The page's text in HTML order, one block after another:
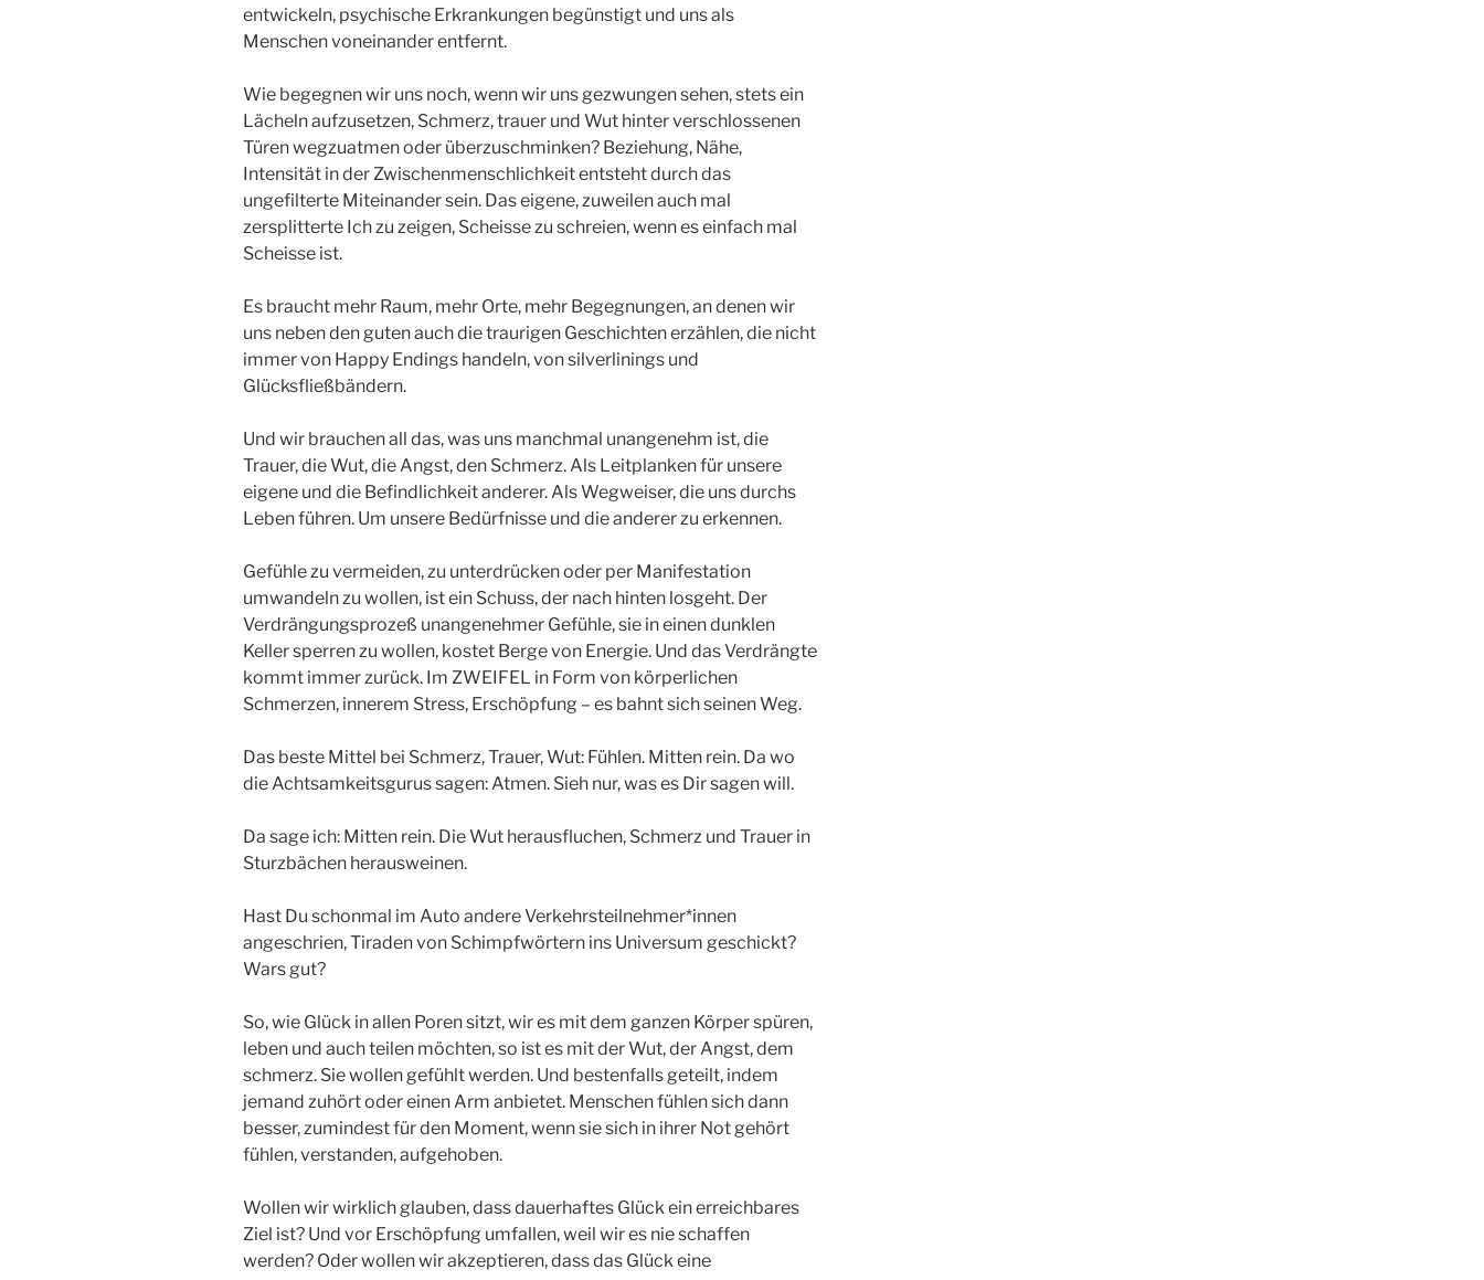
entwickeln, psychische Erkrankungen begünstigt und uns als
Menschen voneinander entfernt.
Wie begegnen wir uns noch, wenn wir uns gezwungen sehen, stets ein
Lächeln aufzusetzen, Schmerz, trauer und Wut hinter verschlossenen
Türen wegzuatmen oder überzuschminken? Beziehung, Nähe,
Intensität in der Zwischenmenschlichkeit entsteht durch das
ungefilterte Miteinander sein. Das eigene, zuweilen auch mal
zersplitterte Ich zu zeigen, Scheisse zu schreien, wenn es einfach mal
Scheisse ist.
Es braucht mehr Raum, mehr Orte, mehr Begegnungen, an denen wir
uns neben den guten auch die traurigen Geschichten erzählen, die nicht
immer von Happy Endings handeln, von silverlinings und
Glücksfließbändern.
Und wir brauchen all das, was uns manchmal unangenehm ist, die
Trauer, die Wut, die Angst, den Schmerz. Als Leitplanken für unsere
eigene und die Befindlichkeit anderer. Als Wegweiser, die uns durchs
Leben führen. Um unsere Bedürfnisse und die anderer zu erkennen.
Gefühle zu vermeiden, zu unterdrücken oder per Manifestation
umwandeln zu wollen, ist ein Schuss, der nach hinten losgeht. Der
Verdrängungsprozeß unangenehmer Gefühle, sie in einen dunklen
Keller sperren zu wollen, kostet Berge von Energie. Und das Verdrängte
kommt immer zurück. Im ZWEIFEL in Form von körperlichen
Schmerzen, innerem Stress, Erschöpfung – es bahnt sich seinen Weg.
Das beste Mittel bei Schmerz, Trauer, Wut: Fühlen. Mitten rein. Da wo
die Achtsamkeitsgurus sagen: Atmen. Sieh nur, was es Dir sagen will.
Da sage ich: Mitten rein. Die Wut herausfluchen, Schmerz und Trauer in
Sturzbächen herausweinen.
Hast Du schonmal im Auto andere Verkehrsteilnehmer*innen
angeschrien, Tiraden von Schimpfwörtern ins Universum geschickt?
Wars gut?
So, wie Glück in allen Poren sitzt, wir es mit dem ganzen Körper spüren,
leben und auch teilen möchten, so ist es mit der Wut, der Angst, dem
schmerz. Sie wollen gefühlt werden. Und bestenfalls geteilt, indem
jemand zuhört oder einen Arm anbietet. Menschen fühlen sich dann
besser, zumindest für den Moment, wenn sie sich in ihrer Not gehört
fühlen, verstanden, aufgehoben.
Wollen wir wirklich glauben, dass dauerhaftes Glück ein erreichbares
Ziel ist? Und vor Erschöpfung umfallen, weil wir es nie schaffen
werden? Oder wollen wir akzeptieren, dass das Glück eine